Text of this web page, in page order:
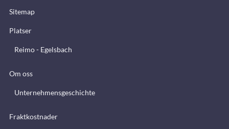
Sitemap
Platser
Reimo - Egelsbach
Om oss
Unternehmensgeschichte
Fraktkostnader